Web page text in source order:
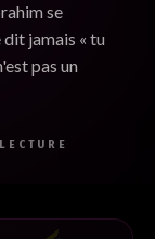
se
jamais « tu
pas un
TV et